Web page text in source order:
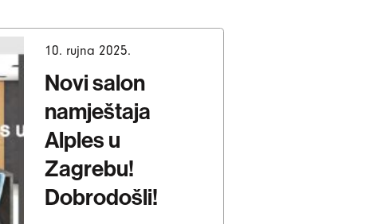
10. rujna 2025.
Novi salon
namještaja
Alples u
Zagrebu!
Dobrodošli!